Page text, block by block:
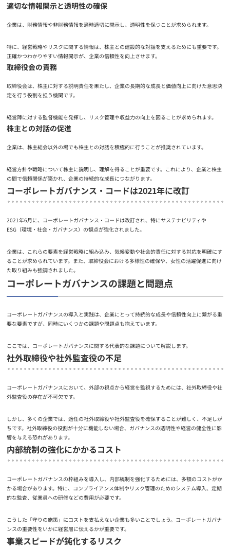
適切な情報開示と透明性の確保
企業は、財務情報や非財務情報を適時適切に開示し、透明性を保つことが求められます。
特に、経営戦略やリスクに関する情報は、株主との建設的な対話を支えるためにも重要です。
正確かつわかりやすい情報開示が、企業の信頼性を向上させます。
取締役会の責務
取締役会は、株主に対する説明責任を果たし、企業の長期的な成長と価値向上に向けた意思決
定を行う役割を担う機関です。
経営陣に対する監督機能を発揮し、リスク管理や収益力の向上を図ることが求められます。
株主との対話の促進
企業は、株主総会以外の場でも株主との対話を積極的に行うことが推奨されています。
経営方針や戦略について株主に説明し、理解を得ることが重要です。これにより、企業と株主
の間で信頼関係が築かれ、企業の持続的な成長につながります。
コーポレートガバナンス・コードは2021年に改訂
2021年6月に、コーポレートガバナンス・コードは改訂され、特にサステナビリティや
ESG（環境・社会・ガバナンス）の観点が強化されました。
企業は、これらの要素を経営戦略に組み込み、気候変動や社会的責任に対する対応を明確にす
ることが求められています。また、取締役会における多様性の確保や、女性の活躍促進に向け
た取り組みも強調されました。
コーポレートガバナンスの課題と問題点
コーポレートガバナンスの導入と実践は、企業にとって持続的な成長や信頼性向上に繋がる重
要な要素ですが、同時にいくつかの課題や問題点も抱えています。
ここでは、コーポレートガバナンスに関する代表的な課題について解説します。
社外取締役や社外監査役の不足
コーポレートガバナンスにおいて、外部の視点から経営を監視するためには、社外取締役や社
外監査役の存在が不可欠です。
しかし、多くの企業では、適任の社外取締役や社外監査役を確保することが難しく、不足しが
ちです。社外取締役の役割が十分に機能しない場合、ガバナンスの透明性や経営の健全性に影
響を与える恐れがあります。
内部統制の強化にかかるコスト
コーポレートガバナンスの枠組みを導入し、内部統制を強化するためには、多額のコストがか
かる場合があります。特に、コンプライアンス体制やリスク管理のためのシステム導入、定期
的な監査、従業員への研修などの費用が必要です。
こうした「守りの施策」にコストを支払えない企業も多いことでしょう。コーポレートガバナ
ンスの重要性をいかに経営層に伝えるかが重要です。
事業スピードが鈍化するリスク